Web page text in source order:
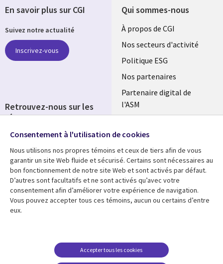
Qui sommes-nous
Useful
links
FRANCE
À propos de CGI
Nos secteurs d'activité
Politique ESG
Nos partenaires
Partenaire digital de
l'ASM
Fusions
Ressources
Library
Links
Articles
Blog
Support
Legal
Accessibilité
conditions juridiques
FAQ Carrières
En savoir plus sur CGI
Suivez notre actualité
Inscrivez-vous
Retrouvez-nous sur les
réseaux
Social
Media
FRANCE
Consentement à l'utilisation de cookies
Nous utilisons nos propres témoins et ceux de tiers afin de vous
garantir un site Web fluide et sécurisé. Certains sont nécessaires au
bon fonctionnement de notre site Web et sont activés par défaut.
D’autres sont facultatifs et ne sont activés qu’avec votre
consentement afin d’améliorer votre expérience de navigation.
Vous pouvez accepter tous ces témoins, aucun ou certains d’entre
eux.
Accepter tous les cookies